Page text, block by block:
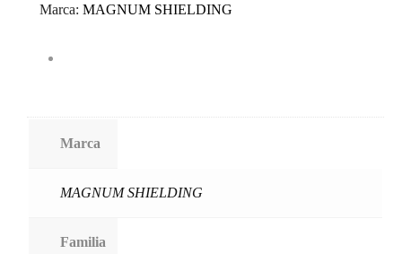
Marca: MAGNUM SHIELDING
Marca
MAGNUM SHIELDING
Familia